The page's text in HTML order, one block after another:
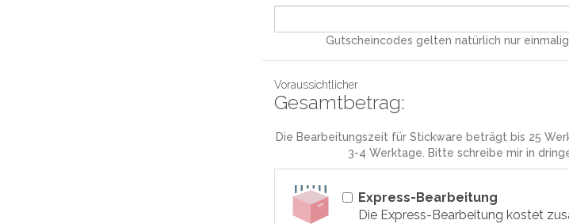
Gutscheincodes gelten natürlich nur
Voraussichtlicher
Gesamtbetrag:
Die Bearbeitungszeit für Stickware beträgt bis 25
3-4 Werktage. Bitte schreibe mir in
Express-Bearbeitung
Die Express-Bearbeitung kostet